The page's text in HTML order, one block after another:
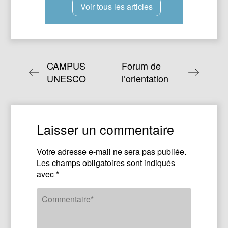
Voir tous les articles
CAMPUS
UNESCO
Forum de
l’orientation
Laisser un commentaire
Votre adresse e-mail ne sera pas publiée.
Les champs obligatoires sont indiqués
avec*